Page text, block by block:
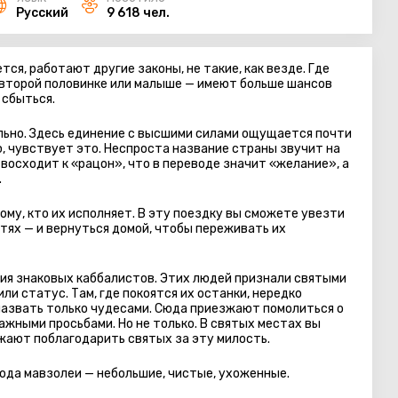
Русский
9 618 чел.
работают другие законы, не такие, как везде. Где
половинке или малыше — имеют больше шансов
Здесь единение с высшими силами ощущается почти
это. Неспроста название страны звучит на
к «рацон», что в переводе значит «желание», а
кто их исполняет. В эту поездку вы сможете увезти
— и вернуться домой, чтобы переживать их
знаковых каббалистов. Этих людей признали святыми
статус. Там, где покоятся их останки, нередко
только чудесами. Сюда приезжают помолиться о
просьбами. Но не только. В святых местах вы
поблагодарить святых за эту милость.
мавзолеи — небольшие, чистые, ухоженные.